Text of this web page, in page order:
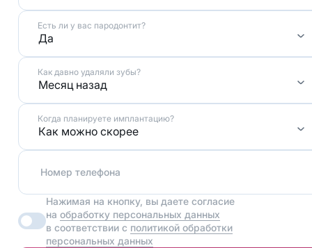
Есть ли у вас пародонтит?
Да
Как давно удаляли зубы?
Месяц назад
Когда планируете имплантацию?
Как можно скорее
Номер телефона
Нажимая на кнопку, вы даете согласие
наобработку персональных данных
в соответствии с политикой обработки
персональных данных